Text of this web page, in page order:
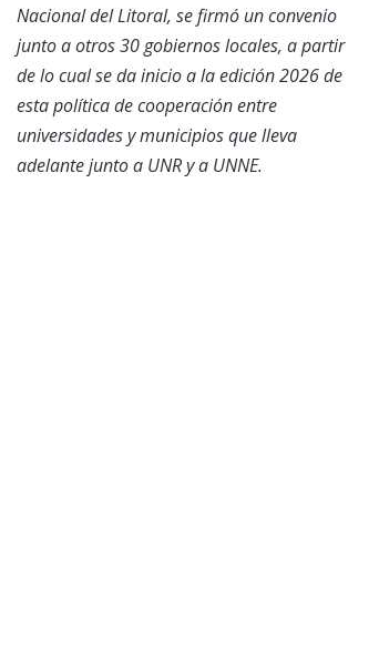
Nacional del Litoral, se firmó un convenio
junto a otros 30 gobiernos locales, a partir
de lo cual se da inicio a la edición 2026 de
esta política de cooperación entre
universidades y municipios que lleva
adelante junto a UNR y a UNNE.